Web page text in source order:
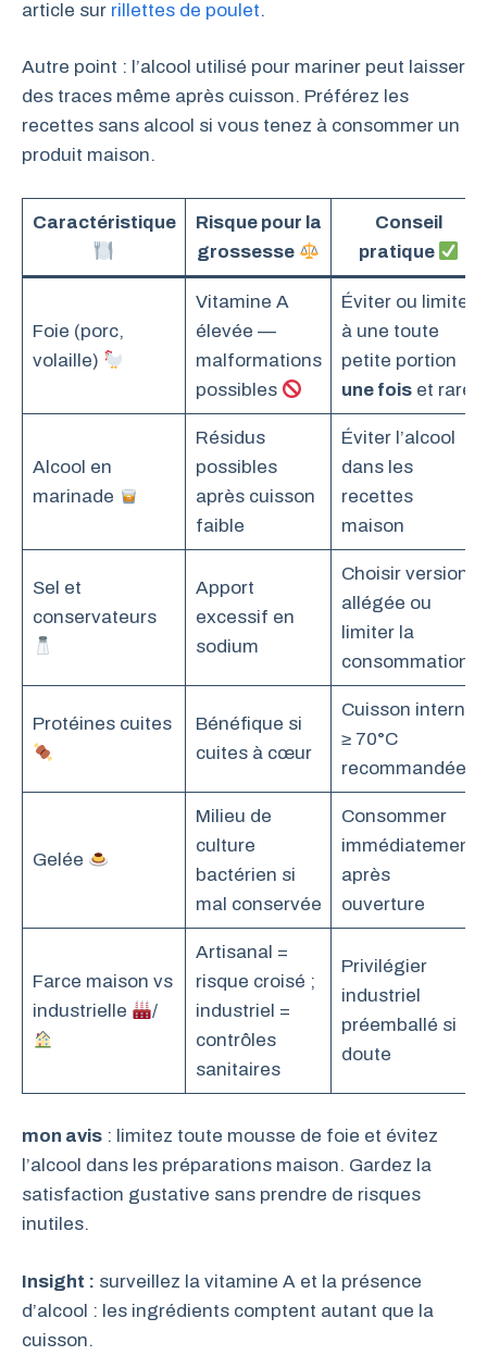
article sur rillettes de poulet.
Autre point : l’alcool utilisé pour mariner peut laisser
des traces même après cuisson. Préférez les
recettes sans alcool si vous tenez à consommer un
produit maison.
Caractéristique
Risque pour la
grossesse
Conseil
pratique
Foie (porc,
volaille)
Vitamine A
élevée —
malformations
possibles
Éviter ou limiter
à une toute
petite portion
une foiset rare
Alcool en
marinade
Résidus
possibles
après cuisson
faible
Éviter l’alcool
dans les
recettes
maison
Sel et
conservateurs
Apport
excessif en
sodium
Choisir version
allégée ou
limiter la
consommation
Protéines cuites
Bénéfique si
cuites à cœur
Cuisson interne
≥ 70°C
recommandée
Gelée
Milieu de
culture
bactérien si
mal conservée
Consommer
immédiatement
après
ouverture
Farce maison vs
industrielle
/
Artisanal =
risque croisé ;
industriel =
contrôles
sanitaires
Privilégier
industriel
préemballé si
doute
mon avis : limitez toute mousse de foie et évitez
l’alcool dans les préparations maison. Gardez la
satisfaction gustative sans prendre de risques
inutiles.
Insight : surveillez la vitamine A et la présence
d’alcool : les ingrédients comptent autant que la
cuisson.